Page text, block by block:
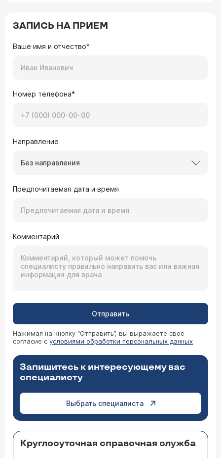
ЗАПИСЬ НА ПРИЕМ
Ваше имя и отчество*
Номер телефона*
Направление
Без направления
Предпочитаемая дата и время
Комментарий
Отправить
Нажимая на кнопку “Отправить”, вы выражаете свое
согласие с условиями обработки персональных данных
Запишитесь к интересующему вас
специалисту
Выбрать специалиста
Круглосуточная справочная служба